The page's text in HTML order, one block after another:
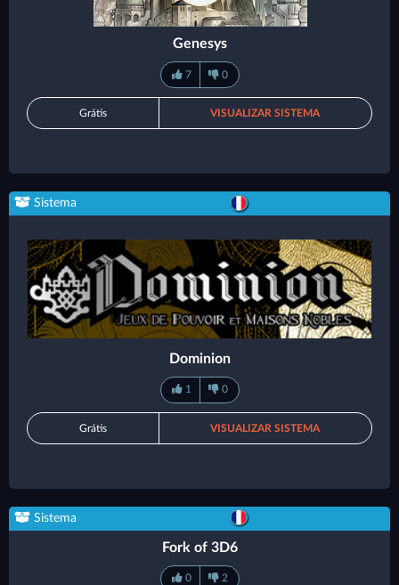
Genesys
7 0
Grátis VISUALIZAR SISTEMA
Sistema
Dominion
1 0
Grátis VISUALIZAR SISTEMA
Sistema
Fork of 3D6
0 2